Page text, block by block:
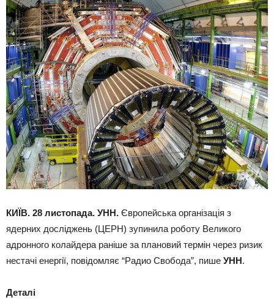
КИЇВ. 28 листопада. УНН. Європейська організація з
ядерних досліджень (ЦЕРН) зупинила роботу Великого
адронного колайдера раніше за плановий термін через ризик
нестачі енергії, повідомляє “Радио Свобода”, пише УНН.
Деталі